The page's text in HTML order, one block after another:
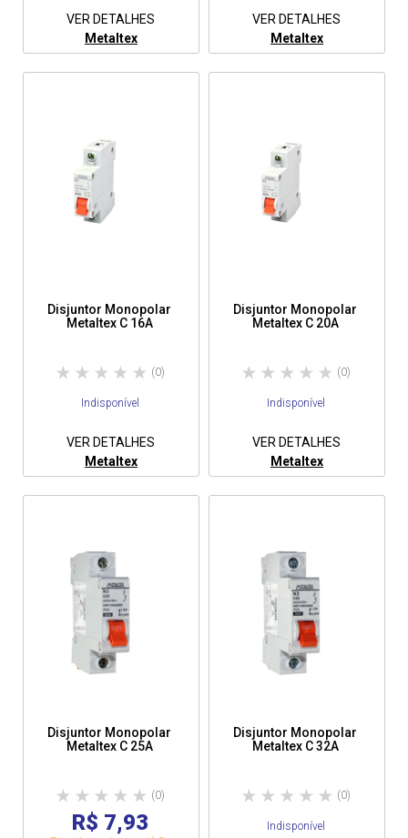
VER DETALHES
Metaltex
VER DETALHES
Metaltex
Disjuntor Monopolar
Metaltex C 16A
(0)
Indisponível
VER DETALHES
Metaltex
Disjuntor Monopolar
Metaltex C 20A
(0)
Indisponível
VER DETALHES
Metaltex
Disjuntor Monopolar
Metaltex C 25A
(0)
R$ 7,93
Disjuntor Monopolar
Metaltex C 32A
(0)
Indisponível